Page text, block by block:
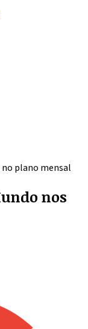
plano mensal
nos